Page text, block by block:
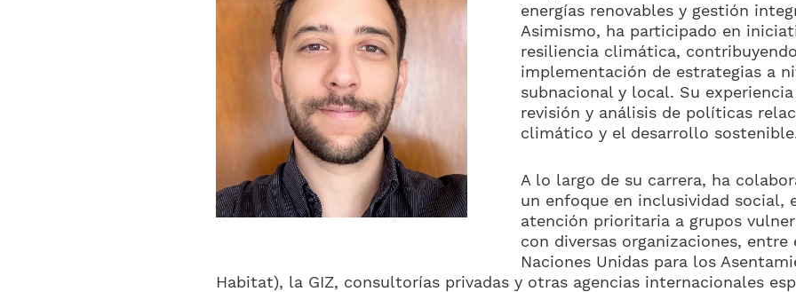
energías renovables y gestión
Asimismo, ha participado en
resiliencia climática,
implementación de estrategias a
subnacional y local. Su
revisión y análisis de políticas
climático y el desarrollo
A lo largo de su carrera, ha
un enfoque en inclusividad social,
atención prioritaria a grupos
con diversas organizaciones,
Naciones Unidas para los
Habitat), la GIZ, consultorías privadas y otras agencias internacionales